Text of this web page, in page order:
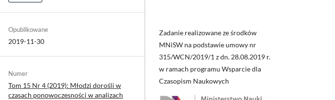
Opublikowane
2019-11-30
Numer
Tom 15 Nr 4 (2019): Młodzi dorośli w
czasach ponowoczesności w analizach
Zadanie realizowane ze środków
MNiSW na podstawie umowy nr
315/WCN/2019/1 z dn. 28.08.2019 r.
w ramach programu Wsparcie dla
Czasopism Naukowych